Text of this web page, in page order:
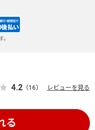
。
4.2 （16） レビューを見る
る